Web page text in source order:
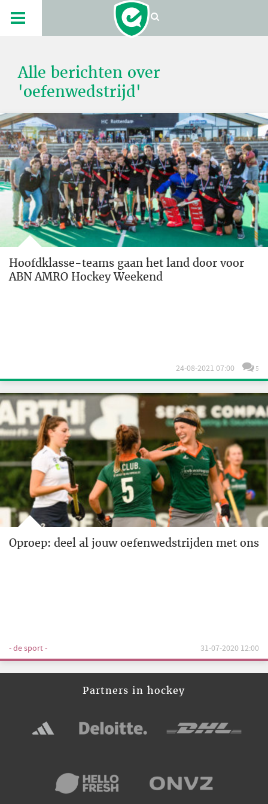
Alle berichten over
'oefenwedstrijd'
Hoofdklasse-teams gaan het land door voor
ABN AMRO Hockey Weekend
24-08-2021 07:00 5
Oproep: deel al jouw oefenwedstrijden met ons
- de sport - 31-07-2020 12:00
Partners in hockey